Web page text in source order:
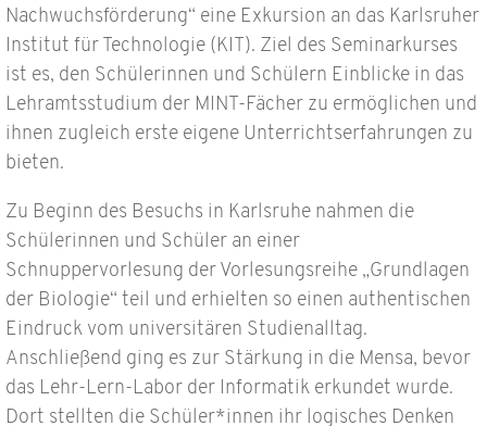
Nachwuchsförderung“ eine Exkursion an das Karlsruher
Institut für Technologie (KIT). Ziel des Seminarkurses
ist es, den Schülerinnen und Schülern Einblicke in das
Lehramtsstudium der MINT-Fächer zu ermöglichen und
ihnen zugleich erste eigene Unterrichtserfahrungen zu
bieten.
Zu Beginn des Besuchs in Karlsruhe nahmen die
Schülerinnen und Schüler an einer
Schnuppervorlesung der Vorlesungsreihe „Grundlagen
der Biologie“ teil und erhielten so einen authentischen
Eindruck vom universitären Studienalltag.
Anschließend ging es zur Stärkung in die Mensa, bevor
das Lehr-Lern-Labor der Informatik erkundet wurde.
Dort stellten die Schüler*innen ihr logisches Denken